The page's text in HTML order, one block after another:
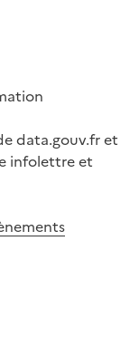
data.gouv.fr et
infolettre et